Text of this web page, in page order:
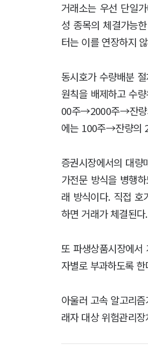
거래소는 우선 단일
성 종목의 체결가능
터는 이를 연장하지
동시호가 수량배분
원칙을 배제하고 수
00주→2000주→잔량
에는 100주→잔량의
증권시장에서의 대
가전문 방식을 병행
래 방식이다. 직접 호
하면 거래가 체결된다.
또 파생상품시장에
자별로 부과하도록 한
아울러 고속 알고리
래자 대상 위험관리